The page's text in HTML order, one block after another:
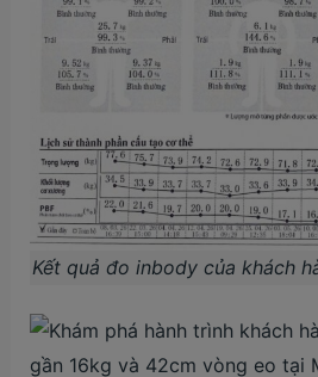
Kết quả đo inbody của khách